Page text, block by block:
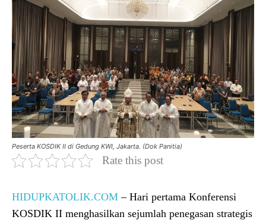
Peserta KOSDIK II di Gedung KWI, Jakarta. (Dok Panitia)
Rate this post
HIDUPKATOLIK.COM – Hari pertama Konferensi
KOSDIK II menghasilkan sejumlah penegasan strategis